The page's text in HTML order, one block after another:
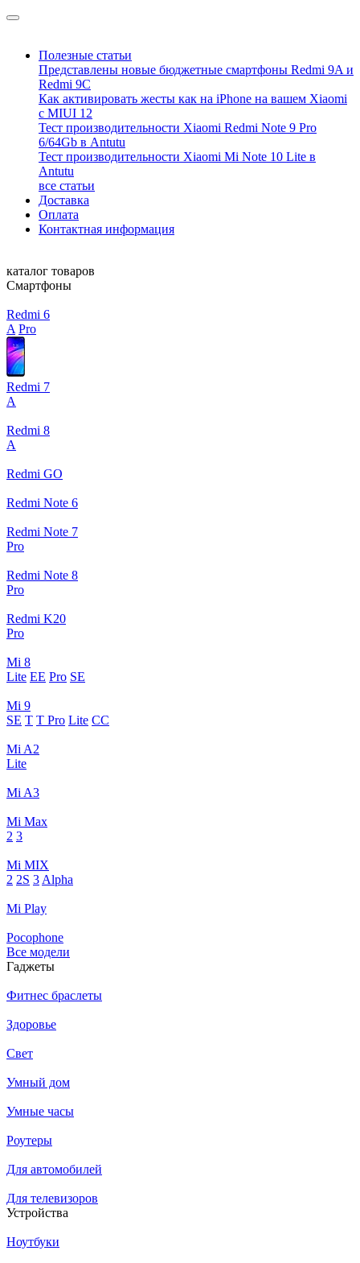
Полезные статьи
Представлены новые бюджетные смартфоны Redmi 9A и
Redmi 9C
Как активировать жесты как на iPhone на вашем Xiaomi
с MIUI 12
Тест производительности Xiaomi Redmi Note 9 Pro
6/64Gb в Antutu
Тест производительности Xiaomi Mi Note 10 Lite в
Antutu
все статьи
Доставка
Оплата
Контактная информация
каталог товаров
Смартфоны
Redmi 6
A Pro
Redmi 7
A
Redmi 8
A
Redmi GO
Redmi Note 6
Redmi Note 7
Pro
Redmi Note 8
Pro
Redmi K20
Pro
Mi 8
Lite EE Pro SE
Mi 9
SE T T Pro Lite CC
Mi A2
Lite
Mi A3
Mi Max
2 3
Mi MIX
2 2S 3 Alpha
Mi Play
Pocophone
Все модели
Гаджеты
Фитнес браслеты
Здоровье
Свет
Умный дом
Умные часы
Роутеры
Для автомобилей
Для телевизоров
Устройства
Ноутбуки